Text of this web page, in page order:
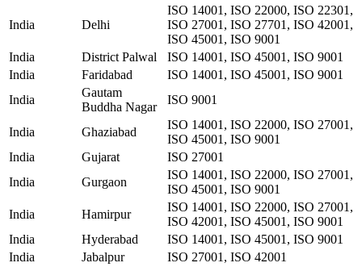
India Delhi
ISO 14001, ISO 22000, ISO 22301,
ISO 27001, ISO 27701, ISO 42001,
ISO 45001, ISO 9001
India
District Palwal
ISO 14001, ISO 45001, ISO 9001
India
Faridabad
ISO 14001, ISO 45001, ISO 9001
India
Gautam
Buddha Nagar
ISO 9001
India Ghaziabad
ISO 14001, ISO 22000, ISO 27001,
ISO 45001, ISO 9001
India
Gujarat
ISO 27001
India
Gurgaon
ISO 14001, ISO 22000, ISO 27001,
ISO 45001, ISO 9001
India
Hamirpur
ISO 14001, ISO 22000, ISO 27001,
ISO 42001, ISO 45001, ISO 9001
India
Hyderabad
ISO 14001, ISO 45001, ISO 9001
India
Jabalpur
ISO 27001, ISO 42001